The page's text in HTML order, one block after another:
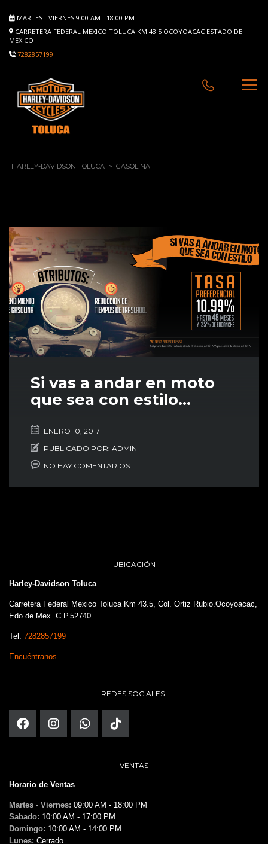
MARTES - VIERNES 9.00 AM - 18.00 PM
CARRETERA FEDERAL MEXICO TOLUCA KM 43.5 OCOYOACAC ESTADO DE
MEXICO
7282857199
HARLEY-DAVIDSON TOLUCA > GASOLINA
Si vas a andar en moto
que sea con estilo…
ENERO 10, 2017
PUBLICADO POR: ADMIN
NO HAY COMENTARIOS
UBICACIÓN
Harley-Davidson Toluca
Carretera Federal Mexico Toluca Km 43.5, Col. Ortiz Rubio.Ocoyoacac,
Edo de Mex. C.P.52740
Tel: 7282857199
Encuéntranos
REDES SOCIALES
VENTAS
Horario de Ventas
Martes - Viernes: 09:00 AM - 18:00 PM
Sabado: 10:00 AM - 17:00 PM
Domingo: 10:00 AM - 14:00 PM
Lunes: Cerrado